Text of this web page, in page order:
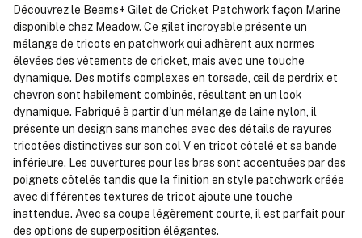
Découvrez le Beams+ Gilet de Cricket Patchwork façon Marine
disponible chez Meadow. Ce gilet incroyable présente un
mélange de tricots en patchwork qui adhèrent aux normes
élevées des vêtements de cricket, mais avec une touche
dynamique. Des motifs complexes en torsade, œil de perdrix et
chevron sont habilement combinés, résultant en un look
dynamique. Fabriqué à partir d'un mélange de laine nylon, il
présente un design sans manches avec des détails de rayures
tricotées distinctives sur son col V en tricot côtelé et sa bande
inférieure. Les ouvertures pour les bras sont accentuées par des
poignets côtelés tandis que la finition en style patchwork créée
avec différentes textures de tricot ajoute une touche
inattendue. Avec sa coupe légèrement courte, il est parfait pour
des options de superposition élégantes.